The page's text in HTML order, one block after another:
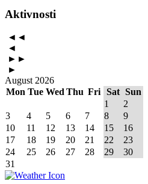
Aktivnosti
◄◄
◄
►►
►
August 2026
Mon Tue Wed Thu Fri Sat Sun
1
2
3
4 5 6 7 8
9
10
11 12 13 14 15
16
17
18 19 20 21 22
23
24
25 26 27 28 29
30
31